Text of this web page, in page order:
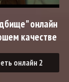
онлайн
качестве
онлайн 2